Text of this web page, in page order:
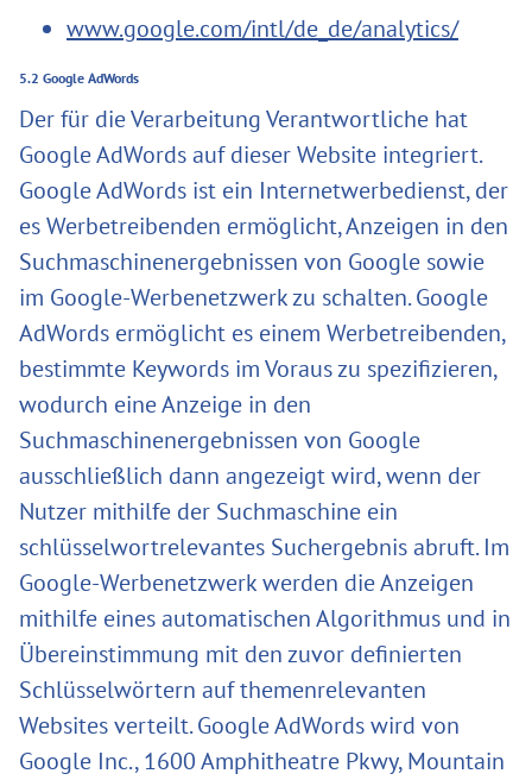
www.google.com/intl/de_de/analytics/
5.2 Google AdWords
Der für die Verarbeitung Verantwortliche hat
Google AdWords auf dieser Website integriert.
Google AdWords ist ein Internetwerbedienst, der
es Werbetreibenden ermöglicht, Anzeigen in den
Suchmaschinenergebnissen von Google sowie
im Google-Werbenetzwerk zu schalten. Google
AdWords ermöglicht es einem Werbetreibenden,
bestimmte Keywords im Voraus zu spezifizieren,
wodurch eine Anzeige in den
Suchmaschinenergebnissen von Google
ausschließlich dann angezeigt wird, wenn der
Nutzer mithilfe der Suchmaschine ein
schlüsselwortrelevantes Suchergebnis abruft. Im
Google-Werbenetzwerk werden die Anzeigen
mithilfe eines automatischen Algorithmus und in
Übereinstimmung mit den zuvor definierten
Schlüsselwörtern auf themenrelevanten
Websites verteilt. Google AdWords wird von
Google Inc., 1600 Amphitheatre Pkwy, Mountain